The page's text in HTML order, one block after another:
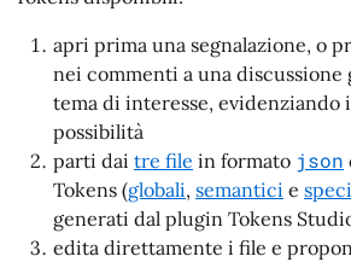
apri prima una segnalazione, o
nei commenti a una discussione
tema di interesse, evidenziando
possibilità
parti dai tre file in formato json
Tokens (globali, semantici e
generati dal plugin Tokens
edita direttamente i file e